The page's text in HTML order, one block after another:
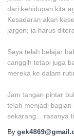
dari kehidupan kita
Kesadaran akan
jargon; ia harus
Saya telah belajar
canggih tetapi juga
mereka ke dalam
Jam tangan pintar
telah menjadi
sekarang... rasanya
By